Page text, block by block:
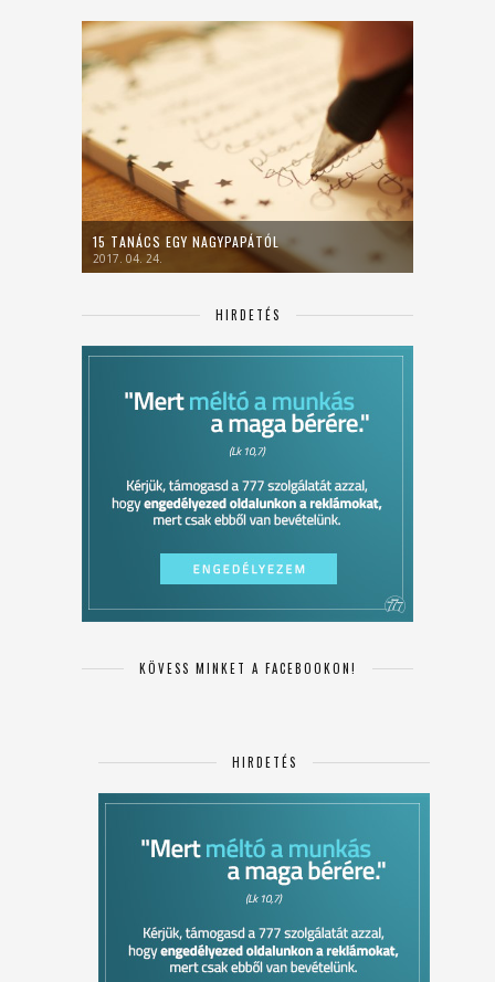
15 TANÁCS EGY NAGYPAPÁTÓL
2017. 04. 24.
HIRDETÉS
KÖVESS MINKET A FACEBOOKON!
HIRDETÉS